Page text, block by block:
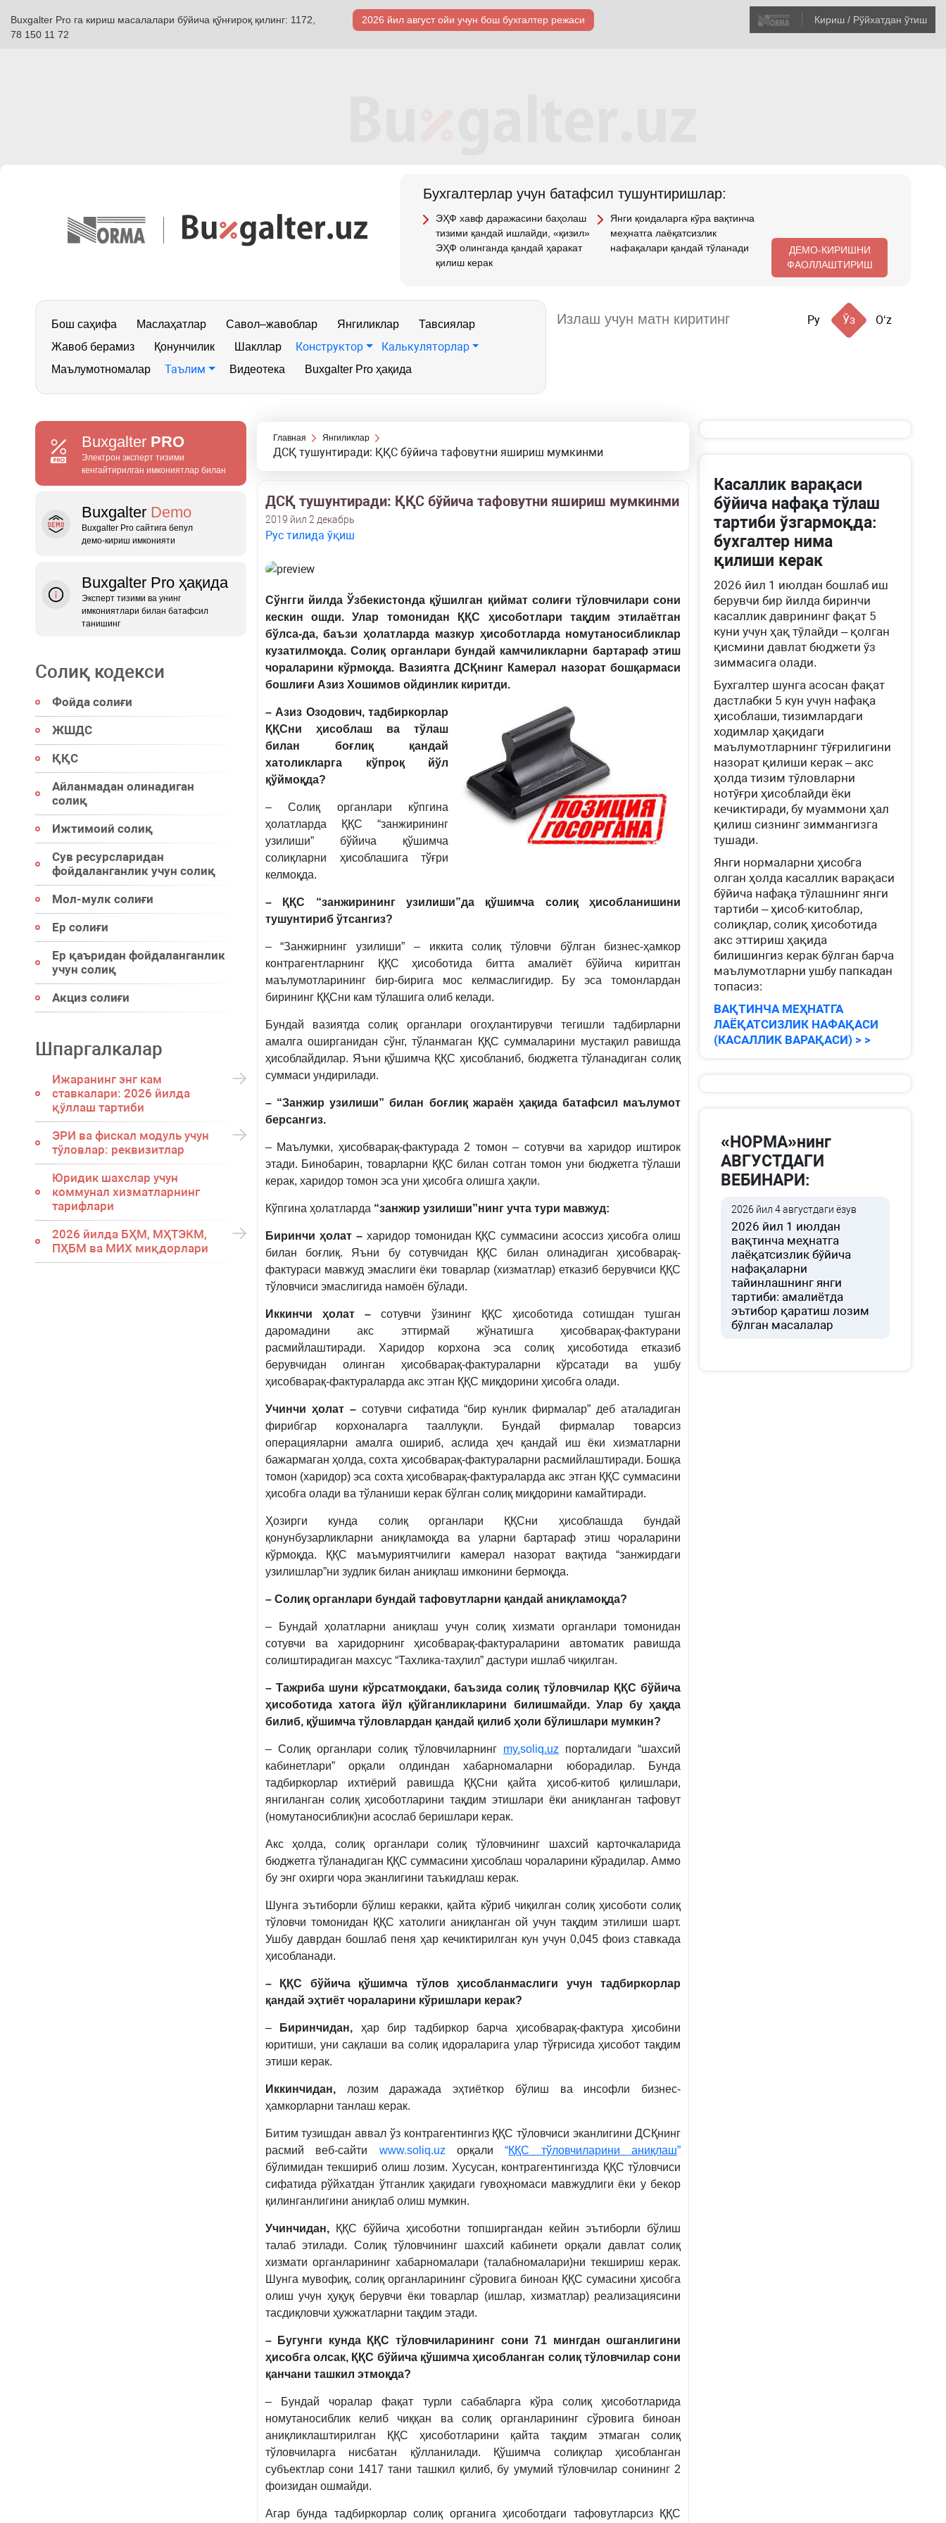
Buxgalter Pro га кириш масалалари бўйича қўнғироқ қилинг: 1172,
78 150 11 72
2026 йил август ойи учун бош бухгалтер режаси Кириш / Рўйхатдан ўтиш
Бухгалтерлар учун батафсил тушунтиришлар:
ЭҲФ хавф даражасини баҳолаш
тизими қандай ишлайди, «қизил»
ЭҲФ олинганда қандай ҳаракат
қилиш керак
Янги қоидаларга кўра вақтинча
меҳнатга лаёқатсизлик
нафақалари қандай тўланади
ДЕМО-КИРИШНИ
ФАОЛЛАШТИРИШ
Бош саҳифа Маслаҳатлар Савол–жавоблар Янгиликлар
Тавсиялар
Жавоб берамиз
Қонунчилик Шакллар Конструктор Калькуляторлар
Маълумотномалар Таълим Видеотека Buxgalter Pro ҳақида
Ру Ўз Oʻz
Buxgalter PRO
Электрон эксперт тизими
кенгайтирилган имкониятлар билан
Buxgalter Demo
Buxgalter Pro сайтига бепул
демо‑кириш имконияти
Buxgalter Pro ҳақида
Эксперт тизими ва унинг
имкониятлари билан батафсил
танишинг
Солиқ кодекси
Фойда солиғи
ЖШДС
ҚҚС
Айланмадан олинадиган
солиқ
Ижтимоий солиқ
Сув ресурсларидан
фойдаланганлик учун солиқ
Мол-мулк солиғи
Ер солиғи
Ер қаъридан фойдаланганлик
учун солиқ
Акциз солиғи
Шпаргалкалар
Ижаранинг энг кам
ставкалари: 2026 йилда
қўллаш тартиби
ЭРИ ва фискал модуль учун
тўловлар: реквизитлар
Юридик шахслар учун
коммунал хизматларнинг
тарифлари
2026 йилда БҲМ, МҲТЭКМ,
ПҲБМ ва МИХ миқдорлари
Главная Янгиликлар
ДСҚ тушунтиради: ҚҚС бўйича тафовутни яшириш мумкинми
ДСҚ тушунтиради: ҚҚС бўйича тафовутни яшириш мумкинми
2019 йил 2 декабрь
Рус тилида ўқиш
Сўнгги йилда Ўзбекистонда қўшилган қиймат солиғи тўловчилари сони
кескин
ошди. Улар томонидан ҚҚС ҳисоботлари тақдим этилаётган
бўлса-да, баъзи ҳолатларда мазкур ҳисоботларда номутаносибликлар
кузатилмоқда. Солиқ органлари бундай камчиликларни бартараф этиш
чораларини кўрмоқда. Вазиятга ДСҚнинг Камерал назорат бошқармаси
бошлиғи Азиз Хошимов ойдинлик киритди.
– Азиз Озодович, тадбиркорлар
ҚҚСни ҳисоблаш ва тўлаш
билан боғлиқ қандай
хатоликларга кўпроқ йўл
қўймоқда?
– Солиқ органлари кўпгина
ҳолатларда ҚҚС “занжирининг
узилиши” бўйича қўшимча
солиқларни ҳисоблашига тўғри
келмоқда.
– ҚҚС “занжирининг узилиши”да қўшимча солиқ ҳисобланишини
тушунтириб ўтсангиз?
– “Занжирнинг узилиши” – иккита солиқ тўловчи бўлган бизнес-ҳамкор
контрагентларнинг ҚҚС ҳисоботида битта амалиёт бўйича киритган
маълумотларининг бир-бирига мос келмаслигидир. Бу эса томонлардан
бирининг ҚҚСни кам тўлашига олиб келади.
Бундай вазиятда солиқ органлари огоҳлантирувчи тегишли тадбирларни
амалга оширганидан сўнг, тўланмаган ҚҚС суммаларини мустақил равишда
ҳисоблайдилар. Яъни қўшимча ҚҚС ҳисобланиб, бюджетга тўланадиган солиқ
суммаси ундирилади.
– “Занжир узилиши” билан боғлиқ жараён ҳақида батафсил маълумот
берсангиз.
– Маълумки, ҳисобварақ-фактурада 2 томон – сотувчи ва харидор иштирок
этади. Бинобарин, товарларни ҚҚС билан сотган томон уни бюджетга тўлаши
керак, харидор томон эса уни ҳисобга олишга ҳақли.
Кўпгина ҳолатларда “занжир узилиши”нинг учта тури мавжуд:
Биринчи ҳолат – харидор томонидан ҚҚС суммасини асоссиз ҳисобга олиш
билан боғлиқ. Яъни бу сотувчидан ҚҚС билан олинадиган ҳисобварақ-
фактураси мавжуд эмаслиги ёки товарлар (хизматлар) етказиб берувчиси ҚҚС
тўловчиси эмаслигида намоён бўлади.
Иккинчи ҳолат – сотувчи ўзининг ҚҚС ҳисоботида сотишдан тушган
даромадини акс эттирмай жўнатишга ҳисобварақ-фактурани
расмийлаштиради. Харидор корхона эса солиқ ҳисоботида етказиб
берувчидан олинган ҳисобварақ-фактураларни кўрсатади ва ушбу
ҳисобварақ-фактураларда акс этган ҚҚС миқдорини ҳисобга олади.
Учинчи ҳолат –сотувчи сифатида “бир кунлик фирмалар” деб аталадиган
фирибгар корхоналарга тааллуқли. Бундай фирмалар товарсиз
операцияларни амалга ошириб, аслида ҳеч қандай иш ёки хизматларни
бажармаган ҳолда, сохта ҳисобварақ-фактураларни расмийлаштиради. Бошқа
томон (харидор) эса сохта ҳисобварақ-фактураларда акс этган ҚҚС суммасини
ҳисобга олади ва тўланиши керак бўлган солиқ миқдорини камайтиради.
Ҳозирги кунда солиқ органлари ҚҚСни ҳисоблашда бундай
қонунбузарликларни аниқламоқда ва уларни бартараф этиш чораларини
кўрмоқда. ҚҚС маъмуриятчилиги камерал назорат вақтида “занжирдаги
узилишлар”ни зудлик билан аниқлаш имконини бермоқда.
– Солиқ органлари бундай тафовутларни қандай аниқламоқда?
– Бундай ҳолатларни аниқлаш учун солиқ хизмати органлари томонидан
сотувчи ва харидорнинг ҳисобварақ-фактураларини автоматик равишда
солиштирадиган махсус “Тахлика-таҳлил” дастури ишлаб чиқилган.
– Тажриба шуни кўрсатмоқдаки, баъзида солиқ тўловчилар ҚҚС бўйича
ҳисоботида хатога йўл қўйганликларини билишмайди. Улар бу ҳақда
билиб, қўшимча тўловлардан қандай қилиб ҳоли бўлишлари мумкин?
– Солиқ органлари солиқ тўловчиларнинг my.soliq.uz порталидаги “шахсий
кабинетлари” орқали олдиндан хабарномаларни юборадилар. Бунда
тадбиркорлар ихтиёрий равишда ҚҚСни қайта ҳисоб-китоб қилишлари,
янгиланган солиқ ҳисоботларини тақдим этишлари ёки аниқланган тафовут
(номутаносиблик)ни асослаб беришлари керак.
Акс ҳолда, солиқ органлари солиқ тўловчининг шахсий карточкаларида
бюджетга тўланадиган ҚҚС суммасини ҳисоблаш чораларини кўрадилар. Аммо
бу энг охирги чора эканлигини таъкидлаш керак.
Шунга эътиборли бўлиш керакки, қайта кўриб чиқилган солиқ ҳисоботи солиқ
тўловчи томонидан ҚҚС хатолиги аниқланган ой учун тақдим этилиши шарт.
Ушбу даврдан бошлаб пеня ҳар кечиктирилган кун учун 0,045 фоиз ставкада
ҳисобланади.
– ҚҚС бўйича қўшимча тўлов ҳисобланмаслиги учун тадбиркорлар
қандай эҳтиёт чораларини кўришлари керак?
–Биринчидан, ҳар бир тадбиркор барча ҳисобварақ-фактура ҳисобини
юритиши, уни сақлаши ва солиқ идораларига улар тўғрисида ҳисобот тақдим
этиши керак.
Иккинчидан,лозим даражада эҳтиёткор бўлиш ва инсофли бизнес-
ҳамкорларни танлаш керак.
Битим тузишдан аввал ўз контрагентингиз ҚҚС тўловчиси эканлигини ДСҚнинг
расмий веб-сайти www.soliq.uz орқали“ҚҚС тўловчиларини аниқлаш”
бўлимидан текшириб олиш лозим. Хусусан, контрагентингизда ҚҚС тўловчиси
сифатида рўйхатдан ўтганлик ҳақидаги гувоҳномаси мавжудлиги ёки у бекор
қилинганлигини аниқлаб олиш мумкин.
Учинчидан,ҚҚС бўйича ҳисоботни топширгандан кейин эътиборли бўлиш
талаб этилади. Солиқ тўловчининг шахсий кабинети орқали давлат солиқ
хизмати органларининг хабарномалари (талабномалари)ни текшириш керак.
Шунга мувофиқ, солиқ органларининг сўровига биноан ҚҚС сумасини ҳисобга
олиш учун ҳуқуқ берувчи ёки товарлар (ишлар, хизматлар) реализациясини
тасдиқловчи ҳужжатларни тақдим этади.
– Бугунги кунда ҚҚС тўловчиларининг сони 71 мингдан ошганлигини
ҳисобга олсак, ҚҚС бўйича қўшимча ҳисобланган солиқ тўловчилар сони
қанчани ташкил этмоқда?
– Бундай чоралар фақат турли сабабларга кўра солиқ ҳисоботларида
номутаносиблик келиб чиққан ва солиқ органларининг сўровига биноан
аниқликлаштирилган ҚҚС ҳисоботларини қайта тақдим этмаган солиқ
тўловчиларга нисбатан қўлланилади. Қўшимча солиқлар ҳисобланган
субъектлар сони 1417 тани ташкил қилиб, бу умумий тўловчилар сонининг 2
фоизидан ошмайди.
Агар бунда тадбиркорлар солиқ органига ҳисоботдаги тафовутларсиз ҚҚС
Касаллик варақаси
бўйича нафақа тўлаш
тартиби ўзгармоқда:
бухгалтер нима
қилиши керак
2026 йил 1 июлдан бошлаб иш
берувчи бир йилда биринчи
касаллик даврининг фақат 5
куни учун ҳақ тўлайди – қолган
қисмини давлат бюджети ўз
зиммасига олади.
Бухгалтер шунга асосан фақат
дастлабки 5 кун учун нафақа
ҳисоблаши, тизимлардаги
ходимлар ҳақидаги
маълумотларнинг тўғрилигини
назорат қилиши керак – акс
ҳолда тизим тўловларни
нотўғри ҳисоблайди ёки
кечиктиради, бу муаммони ҳал
қилиш сизнинг зиммангизга
тушади.
Янги нормаларни ҳисобга
олган ҳолда касаллик варақаси
бўйича нафақа тўлашнинг янги
тартиби – ҳисоб-китоблар,
солиқлар, солиқ ҳисоботида
акс эттириш ҳақида
билишингиз керак бўлган барча
маълумотларни ушбу папкадан
топасиз:
ВАҚТИНЧА МЕҲНАТГА
ЛАЁҚАТСИЗЛИК НАФАҚАСИ
(КАСАЛЛИК ВАРАҚАСИ) > >
«НОРМА»нинг
АВГУСТДАГИ
ВЕБИНАРИ:
2026 йил 4 августдаги ёзув
2026 йил 1 июлдан
вақтинча меҳнатга
лаёқатсизлик бўйича
нафақаларни
тайинлашнинг янги
тартиби: амалиётда
эътибор қаратиш лозим
бўлган масалалар